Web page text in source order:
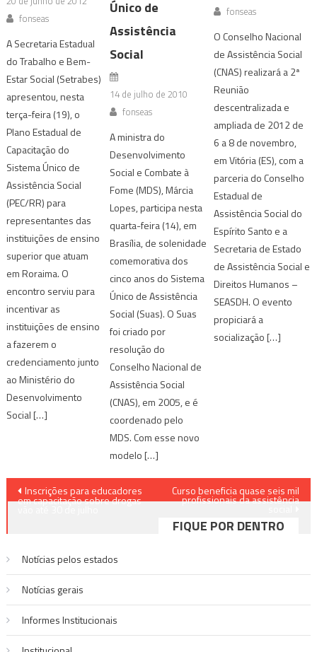
fonseas
A Secretaria Estadual
do Trabalho e Bem-
Estar Social (Setrabes)
apresentou, nesta
terça-feira (19), o
Plano Estadual de
Capacitação do
Sistema Único de
Assistência Social
(PEC/RR) para
representantes das
instituições de ensino
superior que atuam
em Roraima. O
encontro serviu para
incentivar as
instituições de ensino
a fazerem o
credenciamento junto
ao Ministério do
Desenvolvimento
Social […]
Único de
Assistência
Social
14 de julho de 2010
fonseas
A ministra do
Desenvolvimento
Social e Combate à
Fome (MDS), Márcia
Lopes, participa nesta
quarta-feira (14), em
Brasília, de solenidade
comemorativa dos
cinco anos do Sistema
Único de Assistência
Social (Suas). O Suas
foi criado por
resolução do
Conselho Nacional de
Assistência Social
(CNAS), em 2005, e é
coordenado pelo
MDS. Com esse novo
modelo […]
fonseas
O Conselho Nacional
de Assistência Social
(CNAS) realizará a 2ª
Reunião
descentralizada e
ampliada de 2012 de
6 a 8 de novembro,
em Vitória (ES), com a
parceria do Conselho
Estadual de
Assistência Social do
Espírito Santo e a
Secretaria de Estado
de Assistência Social e
Direitos Humanos –
SEASDH. O evento
propiciará a
socialização […]
Navegação
Inscrições para educadores
em capacitação sobre drogas
Curso beneficia quase seis mil
profissionais da assistência
FIQUE POR DENTRO
Notícias pelos estados
Notí­cias gerais
Informes Institucionais